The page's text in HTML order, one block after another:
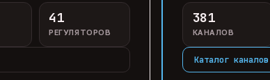
41
РЕГУЛЯТОРОВ
381
КАНАЛОВ
Каталог каналов